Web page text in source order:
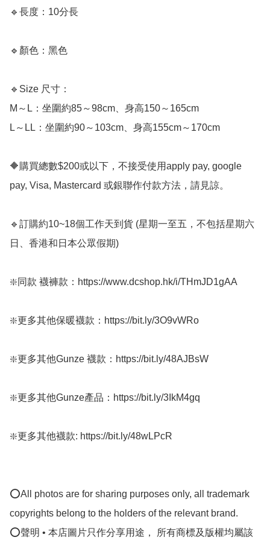
🔹長度：10分長
🔹顏色：黑色
🔹Size 尺寸：
M～L：坐圍約85～98cm、身高150～165cm
L～LL：坐圍約90～103cm、身高155cm～170cm
🔶購買總數$200或以下，不接受使用apply pay, google
pay, Visa, Mastercard 或銀聯作付款方法，請見諒。
🔹訂購約10~18個工作天到貨 (星期一至五，不包括星期六
日、香港和日本公眾假期) ﻿
❇️同款 襪褲款：https://www.dcshop.hk/i/THmJD1gAA
❇️更多其他保暖襪款：https://bit.ly/3O9vWRo
❇️更多其他Gunze 襪款：https://bit.ly/48AJBsW
❇️更多其他Gunze產品：https://bit.ly/3IkM4gq
❇️更多其他襪款: https://bit.ly/48wLPcR
⭕All photos are for sharing purposes only, all trademark
copyrights belong to the holders of the relevant brand.
⭕聲明 • 本店圖片只作分享用途， 所有商標及版權均屬該